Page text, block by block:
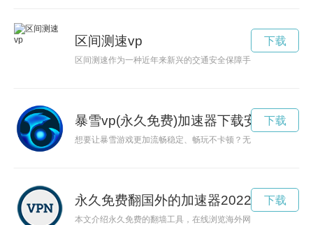
区间测速vp
区间测速作为一种近年来新兴的交通安全保障手段，对于控制
下载
暴雪vp(永久免费)加速器下载安卓
想要让暴雪游戏更加流畅稳定、畅玩不卡顿？无需花费任何费
下载
永久免费翻国外的加速器2022免费下载
本文介绍永久免费的翻墙工具，在线浏览海外网站，无需付费
下载